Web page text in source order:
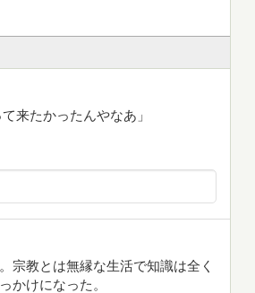
来たかったんやなあ」
宗教とは無縁な生活で知識は全く
かけになった。